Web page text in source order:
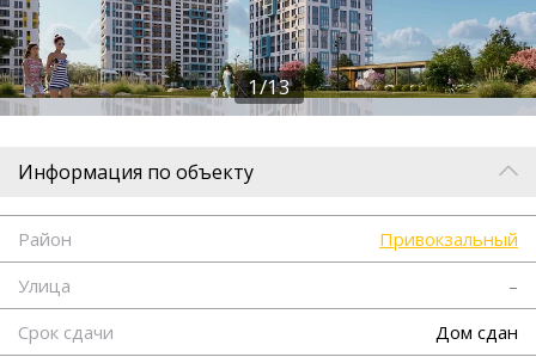
1/13
Информация по объекту
Район
Привокзальный
Улица
–
Срок сдачи
Дом сдан